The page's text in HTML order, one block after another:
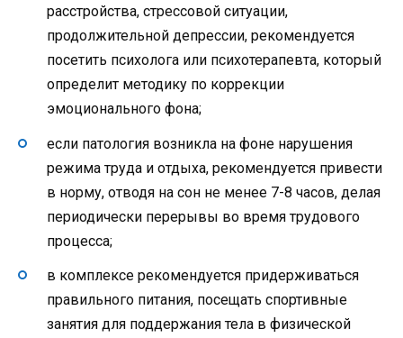
расстройства, стрессовой ситуации,
продолжительной депрессии, рекомендуется
посетить психолога или психотерапевта, который
определит методику по коррекции
эмоционального фона;
если патология возникла на фоне нарушения
режима труда и отдыха, рекомендуется привести
в норму, отводя на сон не менее 7-8 часов, делая
периодически перерывы во время трудового
процесса;
в комплексе рекомендуется придерживаться
правильного питания, посещать спортивные
занятия для поддержания тела в физической